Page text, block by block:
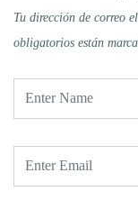
Tu dirección de correo
obligatorios están